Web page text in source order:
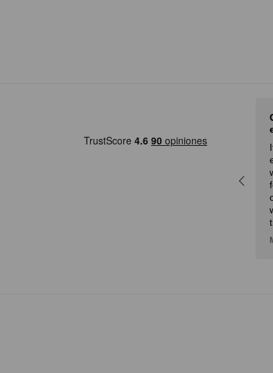
Eduardo,28 de febrero, 2024